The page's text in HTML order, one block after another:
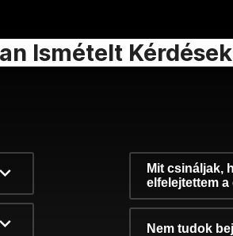
Ismételt Kérdések
Mit csináljak,
elfelejtettem a
Nem tudok